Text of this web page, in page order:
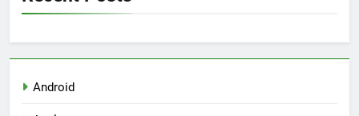
Android